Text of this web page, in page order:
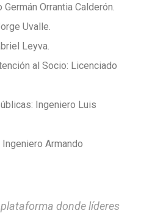
Orrantia Calderón.
Uvalle.
Leyva.
al Socio: Licenciado
Ingeniero Luis
Armando
donde líderes